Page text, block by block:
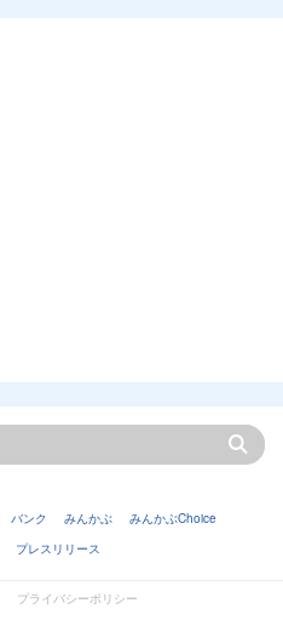
バンク みんかぶ
みんかぶChoice
プレスリリース
プライバシーポリシー